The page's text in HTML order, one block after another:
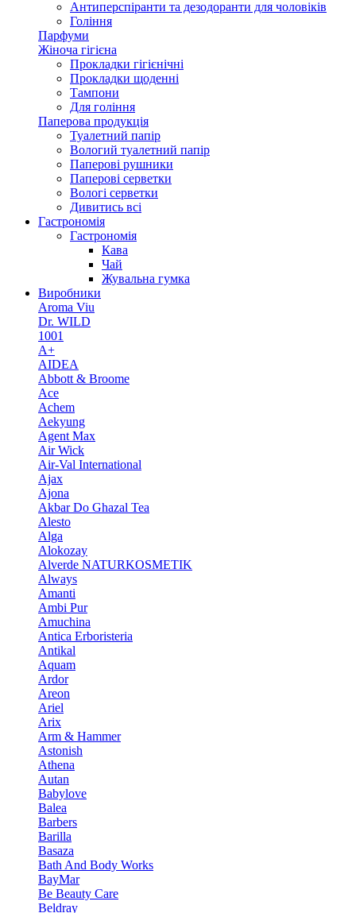
Антиперспіранти та дезодоранти для чоловіків
Гоління
Парфуми
Жіноча гігієна
Прокладки гігієнічні
Прокладки щоденні
Тампони
Для гоління
Паперова продукція
Туалетний папір
Вологий туалетний папір
Паперові рушники
Паперові серветки
Вологі серветки
Дивитись всі
Гастрономія
Гастрономія
Кава
Чай
Жувальна гумка
Виробники
Aroma Viu
Dr. WILD
1001
A+
AIDEA
Abbott & Broome
Ace
Achem
Aekyung
Agent Max
Air Wick
Air-Val International
Ajax
Ajona
Akbar Do Ghazal Tea
Alesto
Alga
Alokozay
Alverde NATURKOSMETIK
Always
Amanti
Ambi Pur
Amuchina
Antica Erboristeria
Antikal
Aquam
Ardor
Areon
Ariel
Arix
Arm & Hammer
Astonish
Athena
Autan
Babylove
Balea
Barbers
Barilla
Basaza
Bath And Body Works
BayMar
Be Beauty Care
Beldray